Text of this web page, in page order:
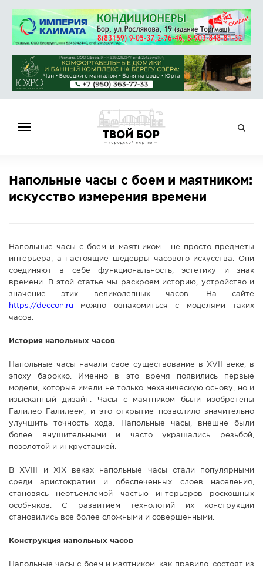
НОВОСТИ
СПРАВОЧНИК
АФИША
КАМЕРЫ
ФОТО
Напольные часы с боем и маятником:
искусство измерения времени
Напольные часы с боем и маятником - не просто предметы
интерьера, а настоящие шедевры часового искусства. Они
соединяют в себе функциональность, эстетику и знак
времени. В этой статье мы раскроем историю, устройство и
значение этих великолепных часов. На сайте
https://deccon.ru можно ознакомиться с моделями таких
часов.
История напольных часов
Напольные часы начали свое существование в XVII веке, в
эпоху барокко. Именно в это время появились первые
модели, которые имели не только механическую основу, но и
изысканный дизайн. Часы с маятником были изобретены
Галилео Галилеем, и это открытие позволило значительно
улучшить точность хода. Напольные часы, внешне были
более внушительными и часто украшались резьбой,
позолотой и инкрустацией.
В XVIII и XIX веках напольные часы стали популярными
среди аристократии и обеспеченных слоев населения,
становясь неотъемлемой частью интерьеров роскошных
особняков. С развитием технологий их конструкции
становились все более сложными и совершенными.
Конструкция напольных часов
Напольные часы с боем и маятником, как правило, состоят из